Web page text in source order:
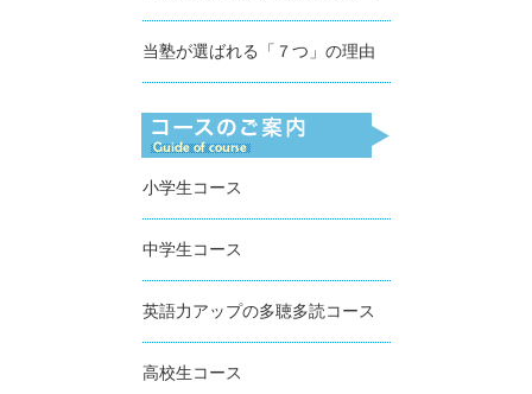
当塾が選ばれる「７つ」の理由
小学生コース
中学生コース
英語力アップの多聴多読コース
高校生コース